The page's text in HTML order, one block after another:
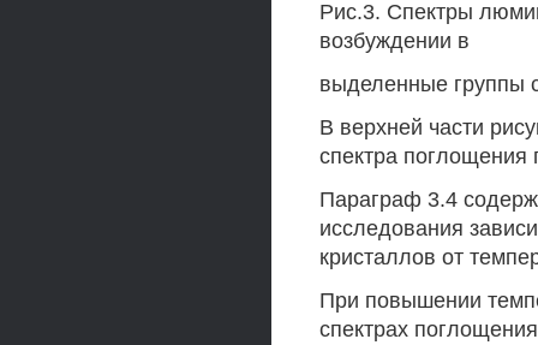
Рис.3. Спектры
возбуждении в
выделенные группы
В верхней части
спектра поглощения
Параграф 3.4
исследования
кристаллов от
При повышении
спектрах